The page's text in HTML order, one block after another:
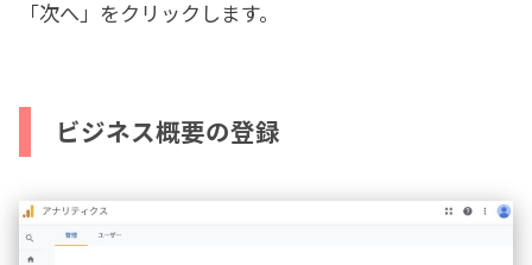
「次へ」をクリックします。
ビジネス概要の登録